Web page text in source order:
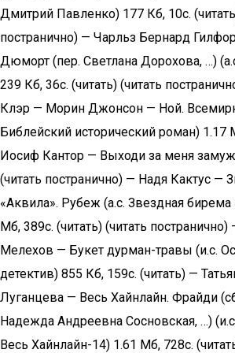
Дмитрий Павленко) 177 Кб, 10с.
постранично) — Чарльз Бернард
Дюморт (пер. Светлана Дорохова, …)
239 Кб, 36с. (читать) (читать
Клэр — Морин Джонсон — Ной.
Библейский исторический роман) 1.17
Иосиф Кантор — Выходи за меня
(читать постранично) — Надя Кактус —
«Аквила». Рубеж (а.с. Звездная бирема
Мб, 389с. (читать) (читать
Мелехов — Букет дурман-травы (и.с.
детектив) 855 Кб, 159с. (читать) —
Луганцева — Весь Хайнлайн. Фрайди
Надежда Андреевна Сосновская, …)
Весь Хайнлайн-14) 1.61 Мб, 728с.